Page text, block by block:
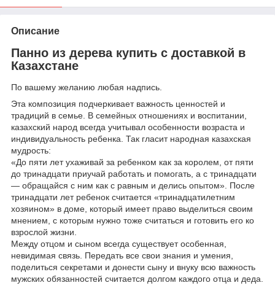
Описание
Панно из дерева купить с доставкой в
Казахстане
По вашему желанию любая надпись.
Эта композиция подчеркивает важность ценностей и
традиций в семье. В семейных отношениях и воспитании,
казахский народ всегда учитывал особенности возраста и
индивидуальность ребенка. Так гласит народная казахская
мудрость:
«До пяти лет ухаживай за ребенком как за королем, от пяти
до тринадцати приучай работать и помогать, а с тринадцати
— обращайся с ним как с равным и делись опытом». После
тринадцати лет ребенок считается «тринадцатилетним
хозяином» в доме, который имеет право выделиться своим
мнением, с которым нужно тоже считаться и готовить его ко
взрослой жизни.
Между отцом и сыном всегда существует особенная,
невидимая связь. Передать все свои знания и умения,
поделиться секретами и донести сыну и внуку всю важность
мужских обязанностей считается долгом каждого отца и деда.